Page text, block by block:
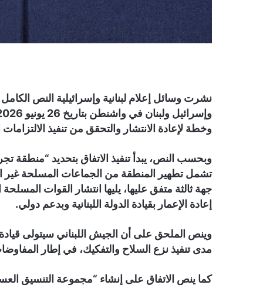
نشرت وسائل إعلام لبنانية وإسرائيلية النص الكامل
وخطة لإعادة الانتشار والتحقق من تنفيذ الالتزامات
وبحسب النص، يبدأ تنفيذ الاتفاق بتحديد “منطقة
تشمل تطهير المنطقة من الجماعات المسلحة غير
جهة ثالثة متفق عليها، يليها انتشار القوات
إعادة الإعمار بقيادة الدولة اللبنانية وبدعم دولي.
وينص الملحق على أن الجيش اللبناني سيتولى
مدى تنفيذ نزع السلاح والتفكيك، في إطار